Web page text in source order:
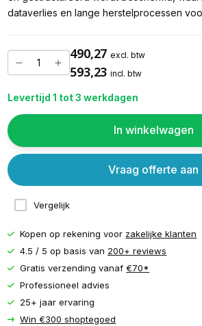
dataverlies en lange herstelprocessen
490,27 excl. btw
593,23 incl. btw
Levertijd 1 tot 3 werkdagen
In winkelwagen
Vergelijk
Vraag offerte aan
Kopen op rekening voor zakelijke klanten
4.5 / 5 op basis van 200+ reviews
Gratis verzending vanaf€70*
Professioneel advies
25+ jaar ervaring
Win €300 shoptegoed